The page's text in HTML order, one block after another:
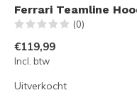
Ferrari Teamline
(0)
€119,99
Incl. btw
Uitverkocht